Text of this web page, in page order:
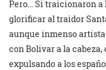
Pero… Si traicionaron a
glorificar al traidor
aunque inmenso
con Bolivar a la
expulsando a los